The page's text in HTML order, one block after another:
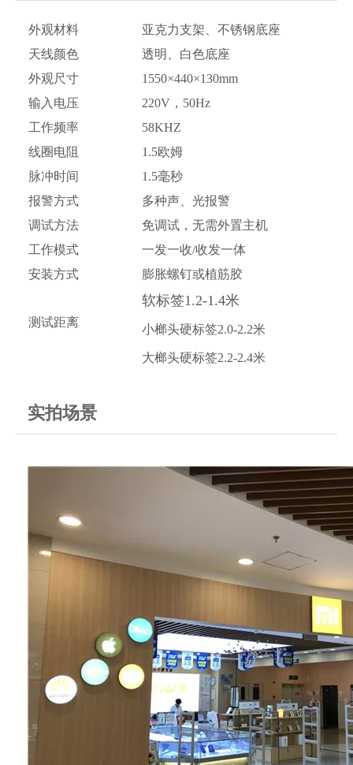
外观材料
亚克力支架、不锈钢底座
天线颜色
透明、白色底座
外观尺寸
1550×440×130mm
输入电压
220V，50Hz
工作频率
58KHZ
线圈电阻
1.5欧姆
脉冲时间
1.5毫秒
报警方式
多种声、光报警
调试方法
免调试，无需外置主机
工作模式
一发一收/收发一体
安装方式
膨胀螺钉或植筋胶
测试距离
软标签1.2-1.4米
小榔头硬标签2.0-2.2米
大榔头硬标签2.2-2.4米
实拍场景